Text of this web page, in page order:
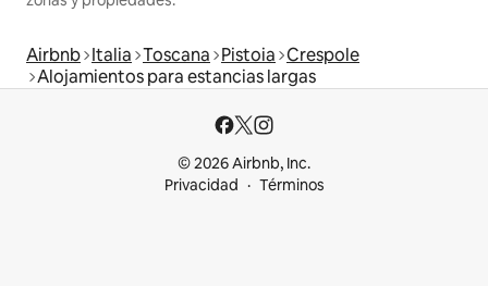
Airbnb Italia Toscana Pistoia Crespole
Alojamientos para estancias largas
© 2026 Airbnb, Inc.
Privacidad
Términos